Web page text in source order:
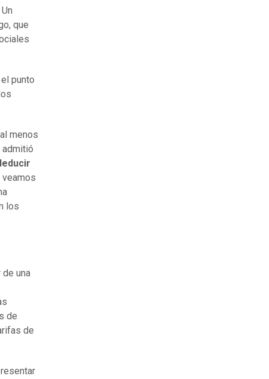
Un
que
punto
menos
veamos
los
una
de
de